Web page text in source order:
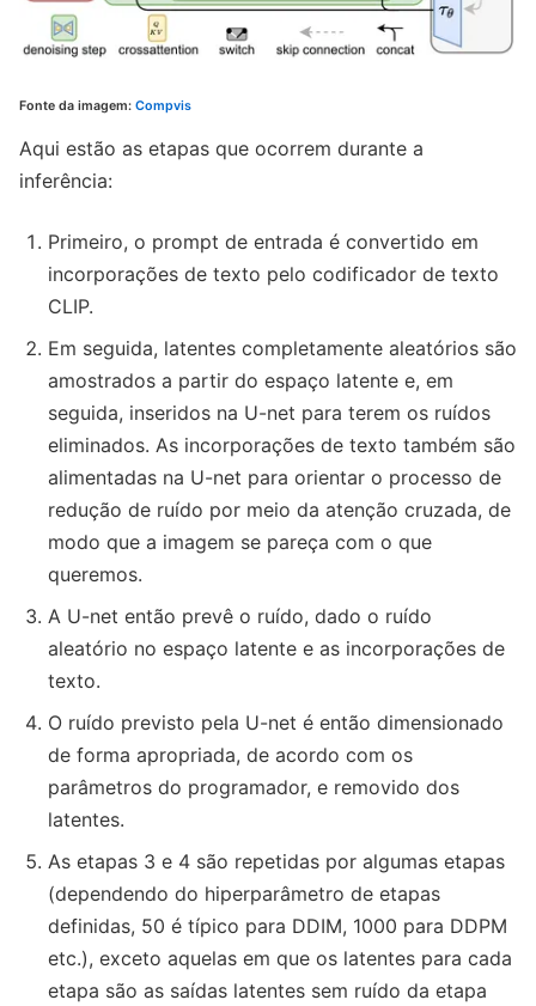
Fonte da imagem: Compvis
Aqui estão as etapas que ocorrem durante a
inferência:
Primeiro, o prompt de entrada é convertido em
incorporações de texto pelo codificador de texto
CLIP.
Em seguida, latentes completamente aleatórios são
amostrados a partir do espaço latente e, em
seguida, inseridos na U-net para terem os ruídos
eliminados. As incorporações de texto também são
alimentadas na U-net para orientar o processo de
redução de ruído por meio da atenção cruzada, de
modo que a imagem se pareça com o que
queremos.
A U-net então prevê o ruído, dado o ruído
aleatório no espaço latente e as incorporações de
texto.
O ruído previsto pela U-net é então dimensionado
de forma apropriada, de acordo com os
parâmetros do programador, e removido dos
latentes.
As etapas 3 e 4 são repetidas por algumas etapas
(dependendo do hiperparâmetro de etapas
definidas, 50 é típico para DDIM, 1000 para DDPM
etc.), exceto aquelas em que os latentes para cada
etapa são as saídas latentes sem ruído da etapa